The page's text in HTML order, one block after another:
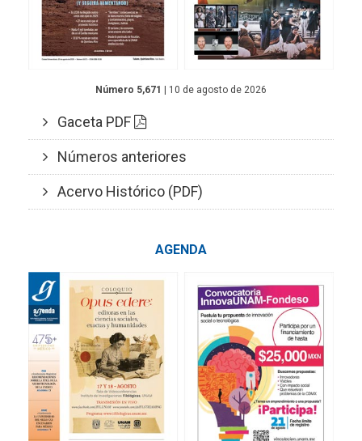
Número 5,671 | 10 de agosto de 2026
Gaceta PDF
Números anteriores
Acervo Histórico (PDF)
AGENDA